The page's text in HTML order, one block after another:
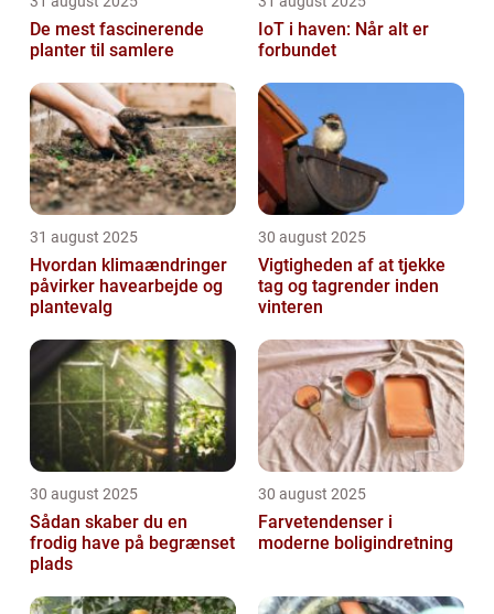
De mest fascinerende
planter til samlere
IoT i haven: Når alt er
forbundet
31 august 2025
Hvordan klimaændringer
påvirker havearbejde og
plantevalg
30 august 2025
Vigtigheden af at tjekke
tag og tagrender inden
vinteren
30 august 2025
Sådan skaber du en
frodig have på begrænset
plads
30 august 2025
Farvetendenser i
moderne boligindretning